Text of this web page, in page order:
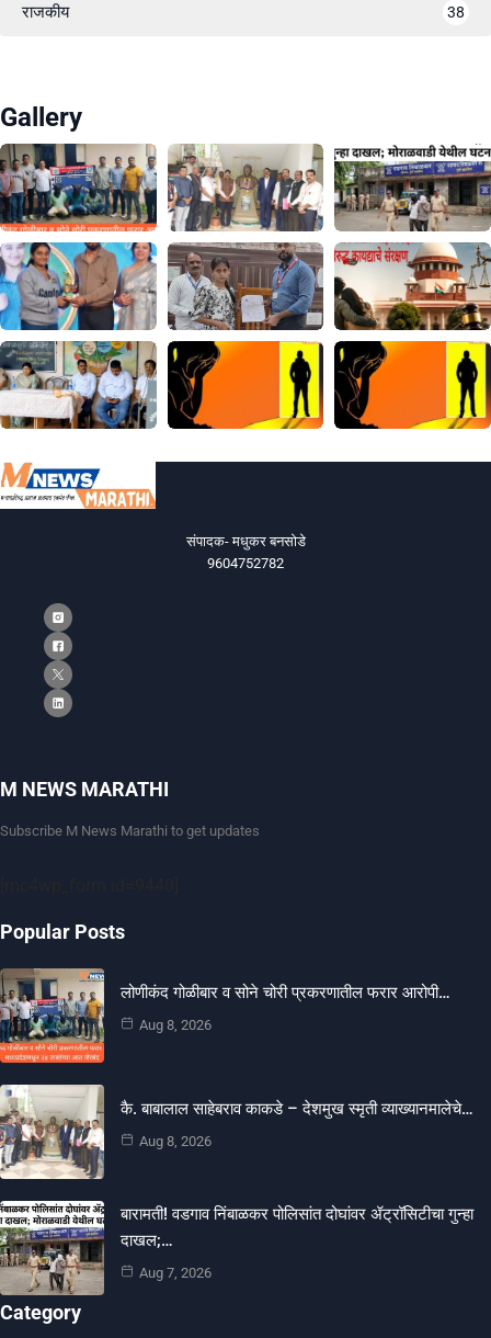
राजकीय 38
Gallery
संपादक- मधुकर बनसोडे
9604752782
M NEWS MARATHI
Subscribe M News Marathi to get updates
Popular Posts
लोणीकंद गोळीबार व सोने चोरी प्रकरणातील फरार आरोपी…
Aug 8, 2026
कै. बाबालाल साहेबराव काकडे – देशमुख स्मृती व्याख्यानमालेचे…
Aug 8, 2026
बारामती! वडगाव निंबाळकर पोलिसांत दोघांवर ॲट्रॉसिटीचा गुन्हा
दाखल;…
Aug 7, 2026
Category